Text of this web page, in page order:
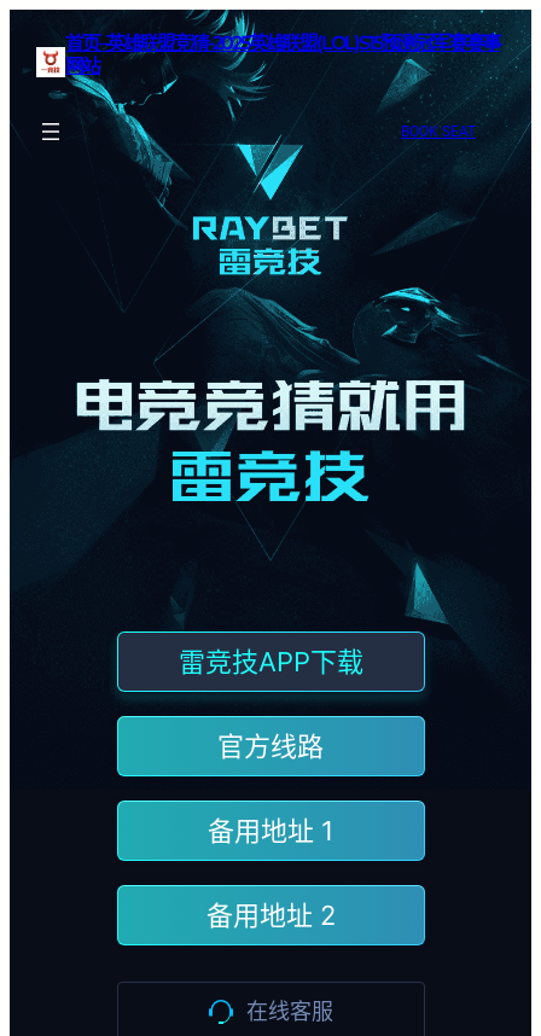
首页–英雄联盟竞猜-2025英雄联盟(LOL)S15预测冠军赛赛事
网站
BOOK SEAT